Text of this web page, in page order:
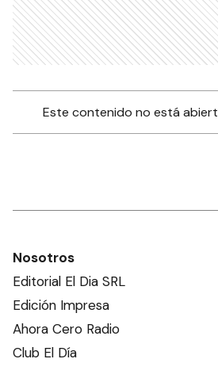
Este contenido no está
Nosotros
Editorial El Dia SRL
Edición Impresa
Ahora Cero Radio
Club El Día